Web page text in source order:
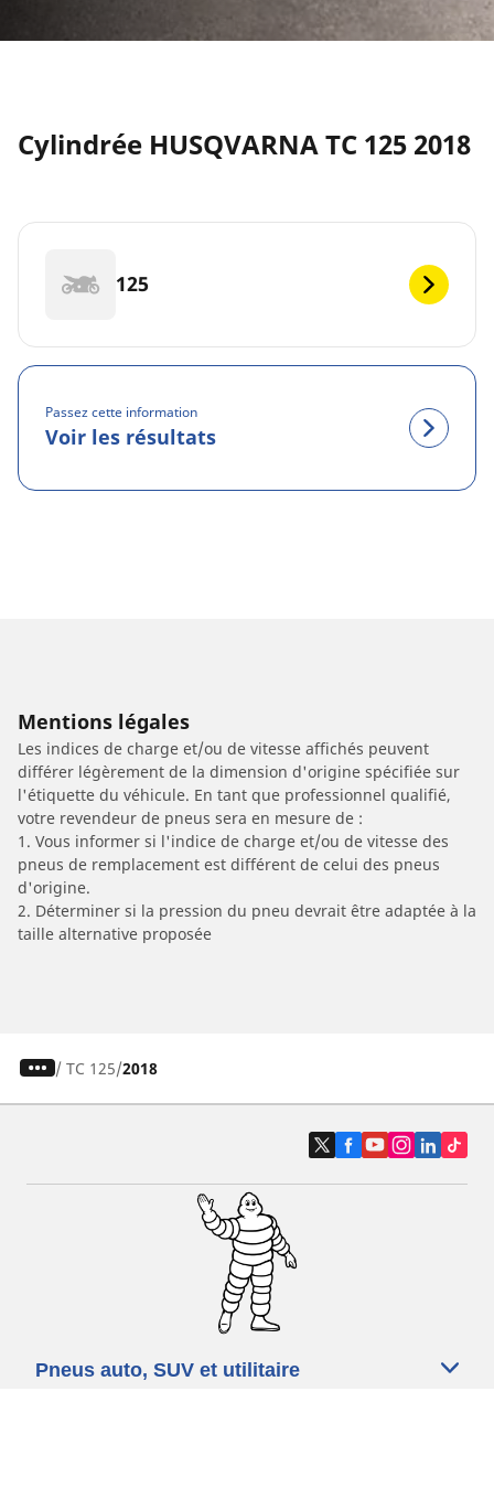
Cylindrée HUSQVARNA TC 125 2018
125
Passez cette information
Voir les résultats
Mentions légales
Les indices de charge et/ou de vitesse affichés peuvent
différer légèrement de la dimension d'origine spécifiée sur
l'étiquette du véhicule. En tant que professionnel qualifié,
votre revendeur de pneus sera en mesure de :
1. Vous informer si l'indice de charge et/ou de vitesse des
pneus de remplacement est différent de celui des pneus
d'origine.
2. Déterminer si la pression du pneu devrait être adaptée à la
taille alternative proposée
/ TC 125 2018
Pneus auto, SUV et utilitaire